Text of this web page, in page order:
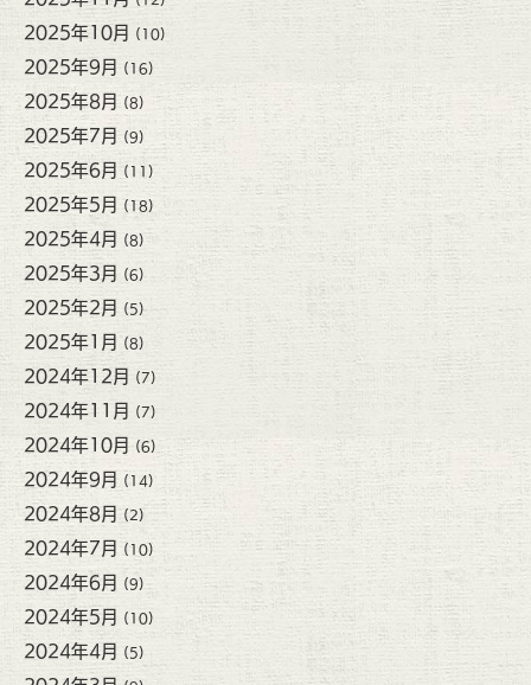
2025年10月 (10)
2025年9月 (16)
2025年8月 (8)
2025年7月 (9)
2025年6月 (11)
2025年5月 (18)
2025年4月 (8)
2025年3月 (6)
2025年2月 (5)
2025年1月 (8)
2024年12月 (7)
2024年11月 (7)
2024年10月 (6)
2024年9月 (14)
2024年8月 (2)
2024年7月 (10)
2024年6月 (9)
2024年5月 (10)
2024年4月 (5)